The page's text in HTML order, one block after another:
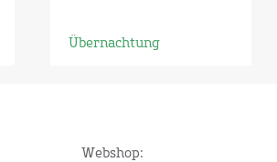
Übernachtung
Webshop: